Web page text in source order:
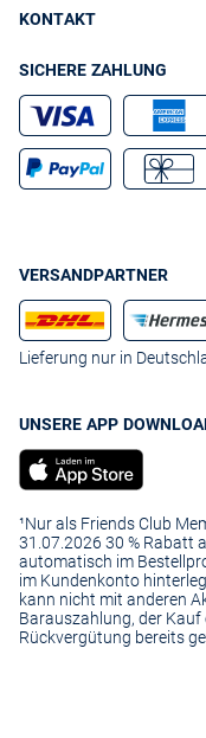
KONTAKT
SICHERE ZAHLUNG
VERSANDPARTNER
Lieferung nur in
UNSERE APP
¹Nur als Friends Club
31.07.2026 30 % Rabatt
automatisch im
im Kundenkonto
kann nicht mit anderen
Barauszahlung, der Kauf
Rückvergütung bereits